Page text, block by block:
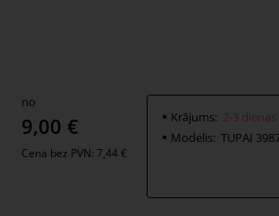
2-3 dienas
no
9,00 €
Cena bez PVN: 7,44 €
Krājums: 2-3 dienas
Modelis: TUPAI